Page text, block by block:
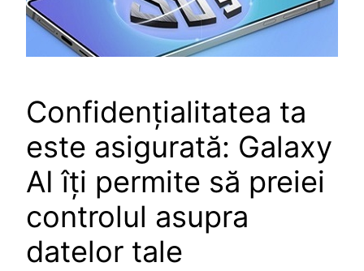
Confidențialitatea ta
este asigurată: Galaxy
AI îți permite să preiei
controlul asupra
datelor tale